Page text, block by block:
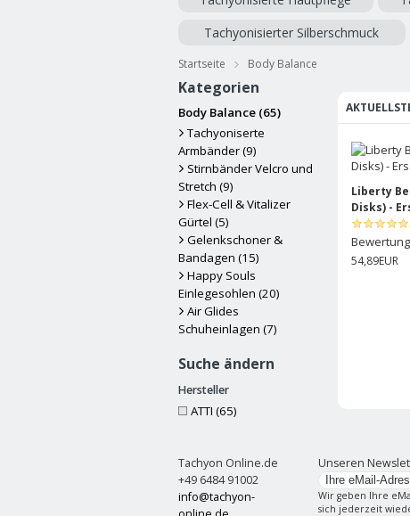
Tachyonisierter Silberschmuck
Startseite Body Balance
Kategorien
Body Balance (65)
Tachyoniserte
Armbänder (9)
Stirnbänder Velcro und
Stretch (9)
Flex-Cell & Vitalizer
Gürtel (5)
Gelenkschoner &
Bandagen (15)
Happy Souls
Einlegesohlen (20)
Air Glides
Schuheinlagen (7)
Suche ändern
Hersteller
ATTI (65)
Liberty
Disks) -
54,89EUR
Tachyon Online.de
+49 6484 91002
info@tachyon-
Unseren
Wir geben Ihre
sich jederzeit